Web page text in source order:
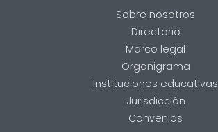
Sobre nosotros
Directorio
Marco legal
Organigrama
Instituciones educativas
Jurisdicción
Convenios